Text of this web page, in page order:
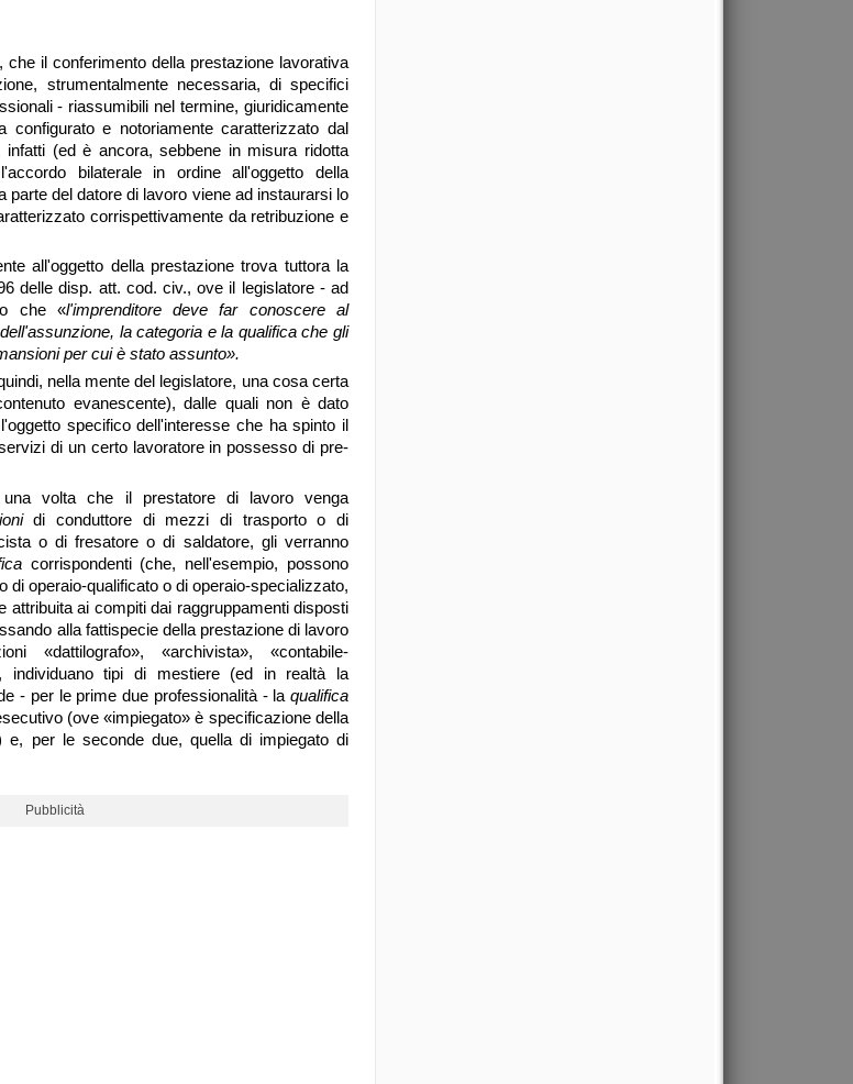
che il conferimento della prestazione lavorativa
strumentalmente necessaria, di specifici
- riassumibili nel termine, giuridicamente
configurato e notoriamente caratterizzato dal
infatti (ed è ancora, sebbene in misura ridotta
bilaterale in ordine all'oggetto della
parte del datore di lavoro viene ad instaurarsi lo
corrispettivamente da retribuzione e
all'oggetto della prestazione trova tuttora la
delle disp. att. cod. civ., ove il legislatore - ad
che «l'imprenditore deve far conoscere al
la categoria e la qualificache gli
per cui è stato assunto».
nella mente del legislatore, una cosa certa
evanescente), dalle quali non è dato
specifico dell'interesse che ha spinto il
di un certo lavoratore in possesso di pre-
una volta che il prestatore di lavoro venga
di conduttore di mezzi di trasporto o di
o di fresatore o di saldatore, gli verranno
corrispondenti (che, nell'esempio, possono
di operaio-qualificato o di operaio-specializzato,
attribuita ai compiti dai raggruppamenti disposti
alla fattispecie della prestazione di lavoro
«dattilografo», «archivista», «contabile-
individuano tipi di mestiere (ed in realtà la
- per le prime due professionalità - la qualifica
(ove «impiegato» è specificazione della
e, per le seconde due, quella di impiegato di
Pubblicità